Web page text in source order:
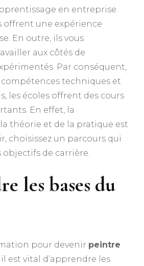
en entreprise.
offrent une expérience
En outre, ils vous
aux côtés de
Par conséquent,
compétences techniques et
les écoles offrent des cours
En effet, la
théorie et de la pratique est
choisissez un parcours qui
de carrière.
les bases du
pour devenir peintre
, il est vital d’apprendre les